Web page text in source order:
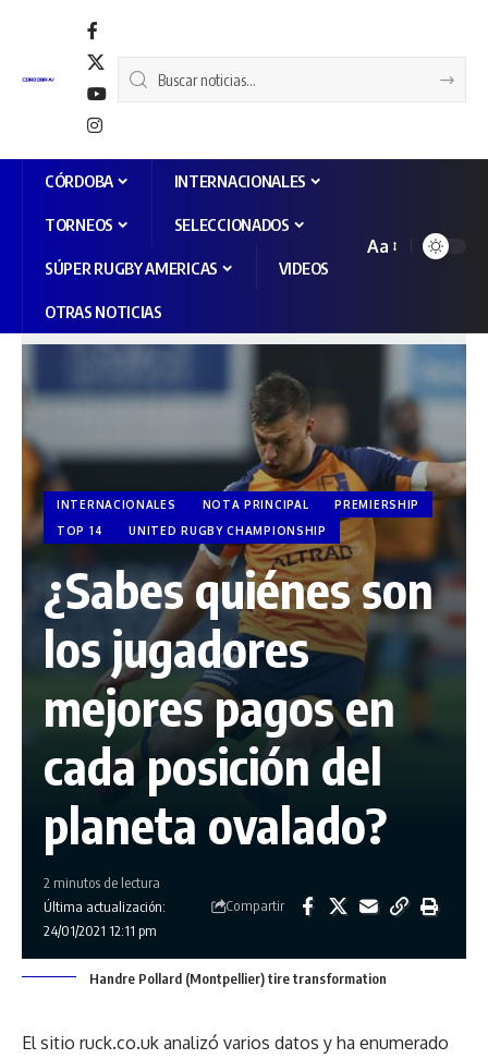
CÓRDOBA INTERNACIONALES
TORNEOS SELECCIONADOS
SÚPER RUGBY AMERICAS VIDEOS
OTRAS NOTICIAS
Aa
INTERNACIONALES NOTA PRINCIPAL
PREMIERSHIP
TOP 14
UNITED RUGBY CHAMPIONSHIP
¿Sabes quiénes son
los jugadores
mejores pagos en
cada posición del
planeta ovalado?
Última actualización:
24/01/2021 12:11 pm
2 minutos de lectura
Compartir
Handre Pollard (Montpellier) tire transformation
El sitio ruck.co.uk analizó varios datos y ha enumerado